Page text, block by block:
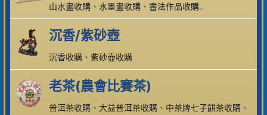
山水畫收購 、 水墨畫收購 、 書法作品收購..
沉香/紫砂壺
沉香收購 、 紫砂壺收購
老茶(農會比賽茶)
普洱茶收購 、 大益普洱茶收購 、 中茶牌七子餅茶收購 、